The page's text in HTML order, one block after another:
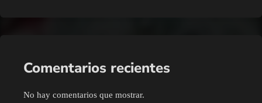
Comentarios recientes
No hay comentarios que mostrar.